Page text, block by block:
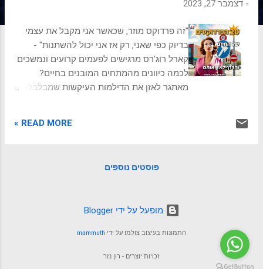
- דצמבר 27, 2023
"זה פרדוקס מוזר, שכאשר אני מקבל את עצמי
בדיוק כפי שאני, רק אז אני יכול להשתנות" -
קארל רוג'רס מרגישים לפעמים קרועים ונמשכים
לכמה כיוונים מהמתחים המובנים בחיים?
מאתגר לאזן את הדילמות העיקשות שמבלבלות
ההתקדמות, המאמץ, המיינדפולנס, הבחירה,
הקיום. מאסטרים של אסטרטגיית מלחמה כמו
סאן טזו הסיני הקדמון, ידעו להפעיל את אמנות
מהם. כעת דור חדש של מנהיגים בעלי חזון
READ MORE »
פוסטים נוספים
‏מופעל על ידי Blogger
התמונות בעיצוב צולמו על ידי mammuth
זכויות יוצרים - רון נזר